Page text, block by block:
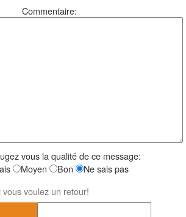
Commentaire:
vous la qualité de ce message:
Moyen Bon
Ne sais pas
vous voulez un retour!